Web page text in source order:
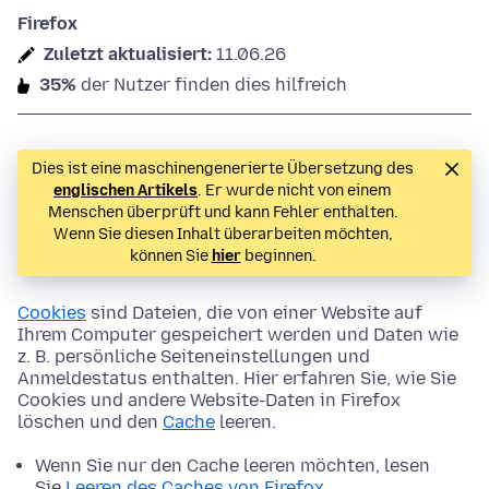
Firefox
Zuletzt aktualisiert: 11.06.26
35% der Nutzer finden dies hilfreich
Dies ist eine maschinengenerierte Übersetzung des
englischen Artikels. Er wurde nicht von einem
Menschen überprüft und kann Fehler enthalten.
Wenn Sie diesen Inhalt überarbeiten möchten,
können Sie hierbeginnen.
Cookies sind Dateien, die von einer Website auf
Ihrem Computer gespeichert werden und Daten wie
z. B. persönliche Seiteneinstellungen und
Anmeldestatus enthalten. Hier erfahren Sie, wie Sie
Cookies und andere Website-Daten in Firefox
löschen und den Cache leeren.
Wenn Sie nur den Cache leeren möchten, lesen